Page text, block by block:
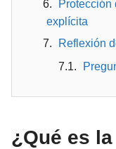
Protección
explícita
Reflexión
¿Qué es